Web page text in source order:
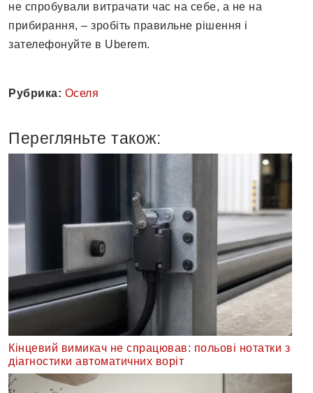
не спробували витрачати час на себе, а не на
прибирання, – зробіть правильне рішення і
зателефонуйте в Uberem.
Рубрика: Оселя
Перегляньте також:
Кінцевий вимикач не спрацював: польові нотатки з
діагностики автоматичних воріт